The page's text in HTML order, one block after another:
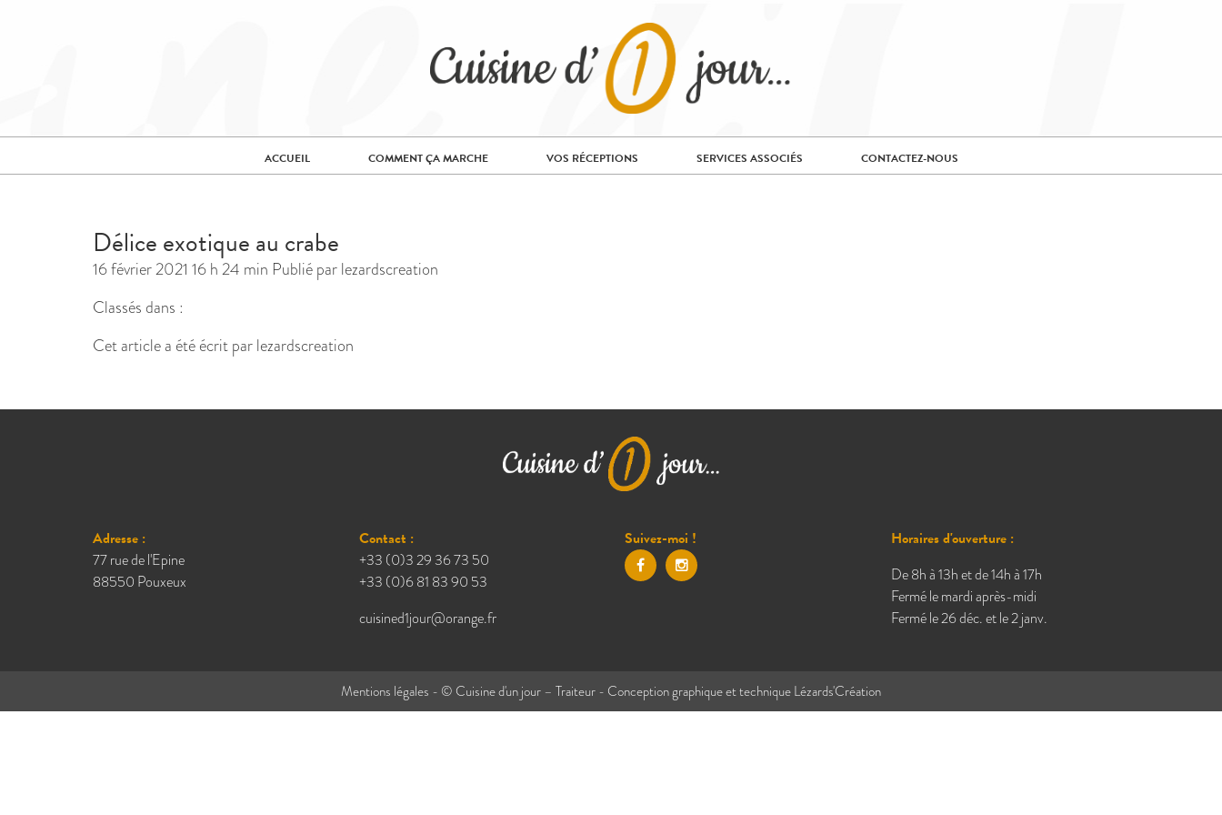
ACCUEIL COMMENT ÇA MARCHE VOS RÉCEPTIONS SERVICES ASSOCIÉS CONTACTEZ-NOUS
Délice exotique au crabe
16 février 2021 16 h 24 min Publié parlezardscreation
Classés dans :
Cet article a été écrit par lezardscreation
Adresse :
77 rue de l'Epine
88550 Pouxeux
Contact :
+33 (0)3 29 36 73 50
+33 (0)6 81 83 90 53
cuisined1jour@orange.fr
Suivez-moi ! Horaires d'ouverture :
De 8h à 13h et de 14h à 17h
Fermé le mardi après-midi
Fermé le 26 déc. et le 2 janv.
Mentions légales - © Cuisine d'un jour – Traiteur - Conception graphique et techniqueLézards'Création